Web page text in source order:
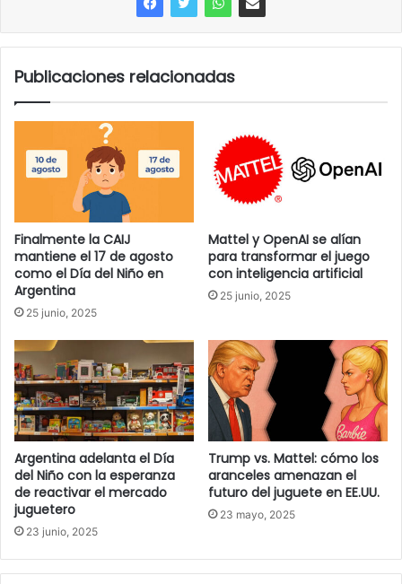
Publicaciones relacionadas
Finalmente la CAIJ
mantiene el 17 de agosto
como el Día del Niño en
Argentina
25 junio, 2025
Mattel y OpenAI se alían
para transformar el juego
con inteligencia artificial
25 junio, 2025
Argentina adelanta el Día
del Niño con la esperanza
de reactivar el mercado
juguetero
23 junio, 2025
Trump vs. Mattel: cómo los
aranceles amenazan el
futuro del juguete en EE.UU.
23 mayo, 2025